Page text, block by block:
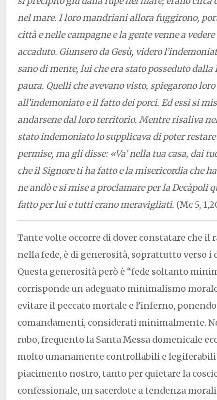
nel mare. I loro mandriani allora fuggirono,
città e nelle campagne e la gente venne a vedere
accaduto. Giunsero da Gesù, videro
sano di mente, lui che era stato posseduto dalla
paura. Quelli che avevano visto, spiegarono loro
all’indemoniato e il fatto dei porci. Ed essi si
andarsene dal loro territorio. Mentre risaliva
stato indemoniato lo supplicava di poter
permise, ma gli disse: «Va’ nella tua casa, dai
che il Signore ti ha fatto e la misericordia che
ne andò e si mise a proclamare per la Decàpoli
fatto per lui e tutti erano meravigliati. (Mc 5,
Tante volte occorre di dover constatare che il
nella fede, è di generosità, soprattutto verso i
Questa generosità però è “fede soltanto
corrisponde un adeguato minimalismo
evitare il peccato mortale e l’inferno,
comandamenti, considerati minimalmente.
rubo, frequento la Santa Messa domenicale
molto umanamente controllabili e
piacimento nostro, tanto per quietare la
confessionale, un sacerdote a tendenza